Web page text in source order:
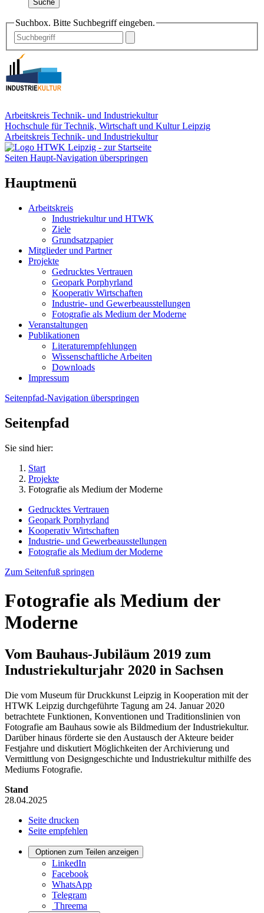
Suche
Suchbox. Bitte Suchbegriff eingeben.
Arbeitskreis Technik- und Industriekultur
Hochschule für Technik, Wirtschaft und Kultur Leipzig
Arbeitskreis Technik- und Industriekultur
Seiten Haupt-Navigation überspringen
Hauptmenü
Arbeitskreis
Industriekultur und HTWK
Ziele
Grundsatzpapier
Mitglieder und Partner
Projekte
Gedrucktes Vertrauen
Geopark Porphyrland
Kooperativ Wirtschaften
Industrie- und Gewerbeausstellungen
Fotografie als Medium der Moderne
Veranstaltungen
Publikationen
Literaturempfehlungen
Wissenschaftliche Arbeiten
Downloads
Impressum
Seitenpfad-Navigation überspringen
Seitenpfad
Sie sind hier:
Start
Projekte
Fotografie als Medium der Moderne
Gedrucktes Vertrauen
Geopark Porphyrland
Kooperativ Wirtschaften
Industrie- und Gewerbeausstellungen
Fotografie als Medium der Moderne
Zum Seitenfuß springen
Fotografie als Medium der
Moderne
Vom Bauhaus-Jubiläum 2019 zum
Industriekulturjahr 2020 in Sachsen
Die vom Museum für Druckkunst Leipzig in Kooperation mit der
HTWK Leipzig durchgeführte Tagung am 24. Januar 2020
betrachtete Funktionen, Konventionen und Traditionslinien von
Fotografie am Bauhaus sowie als Bildmedium der Industriekultur.
Darüber hinaus förderte sie den Austausch der Akteure beider
Festjahre und diskutiert Möglichkeiten der Archivierung und
Vermittlung von Designgeschichte und Industriekultur mithilfe des
Mediums Fotografie.
Stand
28.04.2025
Seite drucken
Seite empfehlen
Optionen zum Teilen anzeigen
LinkedIn
Facebook
WhatsApp
Telegram
Threema